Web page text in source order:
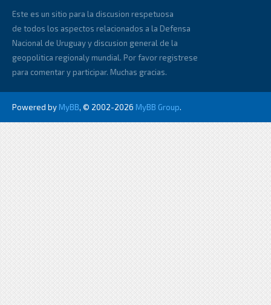
Este es un sitio para la discusion respetuosa
de todos los aspectos relacionados a la Defensa
Nacional de Uruguay y discusion general de la
geopolitica regionaly mundial. Por favor registrese
para comentar y participar. Muchas gracias.
Powered by MyBB, © 2002-2026 MyBB Group.